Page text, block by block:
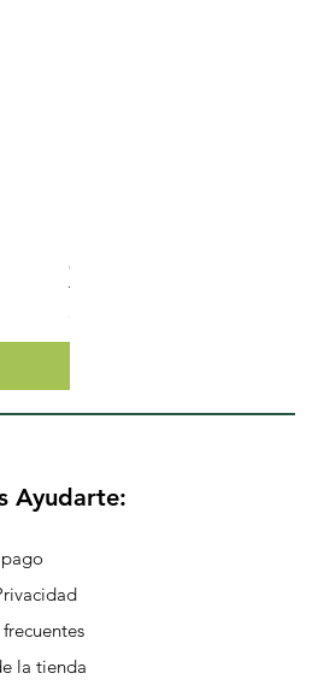
Crema Neutra Con FPS 30
$174.65
Ayudarte:
la tienda